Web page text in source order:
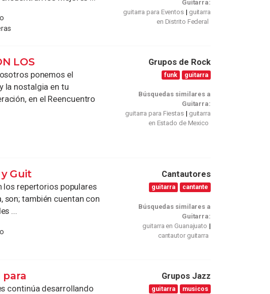
Guitarra:
guitarra para Eventos
guitarra
en Distrito Federal
LOS
ponemos el
la nostalgia en tu
en el Reencuentro
Grupos de Rock
funk guitarra
Búsquedas similares a
Guitarra:
guitarra para Fiestas
guitarra
en Estado de Mexico
y Guit
los repertorios populares
son; también cuentan con
...
Cantautores
guitarra cantante
Búsquedas similares a
Guitarra:
guitarra en Guanajuato
cantautor guitarra
continúa desarrollando
Grupos Jazz
guitarra musicos